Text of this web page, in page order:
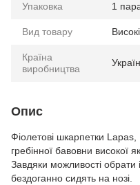
Упаковка 1
Вид товару Високі
Країна
виробництва
Опис
Фіолетові шкарпетки Lapas,
гребінної бавовни високої
Завдяки можливості обрати
бездоганно сидять на нозі.